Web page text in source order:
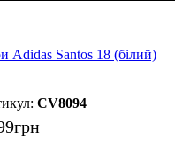
Adidas Santos 18 (білий)
CV8094
грн